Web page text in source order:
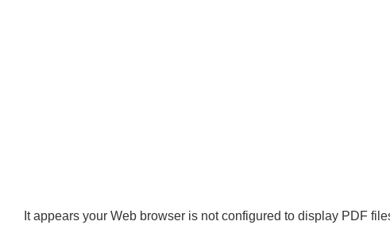
It appears your Web browser is not configured to display PDF